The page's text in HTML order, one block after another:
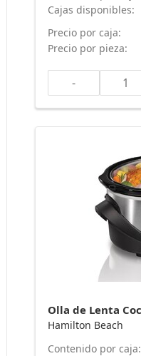
Cajas disponibles:
Precio por caja:
Precio por pieza:
-
Hamilton Beach
Contenido por caja: